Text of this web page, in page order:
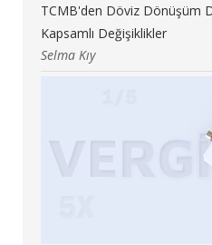
TCMB'den Döviz Dönüşüm
Kapsamlı Değişiklikler
Selma Kıy